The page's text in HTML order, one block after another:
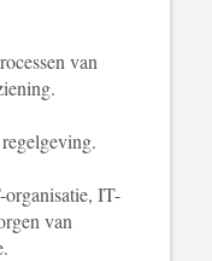
van
IT-
van